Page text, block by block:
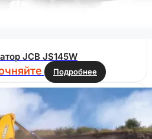
JCB JS145W
Подробнее